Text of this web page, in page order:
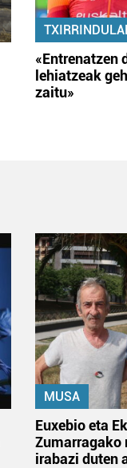
«Entrenatzen
lehiatzeak
zaitu»
MUSA
Euxebio eta
Zumarragako
irabazi duten